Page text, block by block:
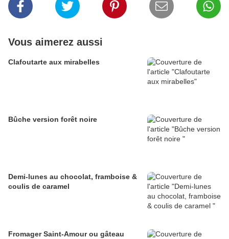
Vous aimerez aussi
Clafoutarte aux mirabelles
Bûche version forêt noire
Demi-lunes au chocolat, framboise &
coulis de caramel
Fromager Saint-Amour ou gâteau